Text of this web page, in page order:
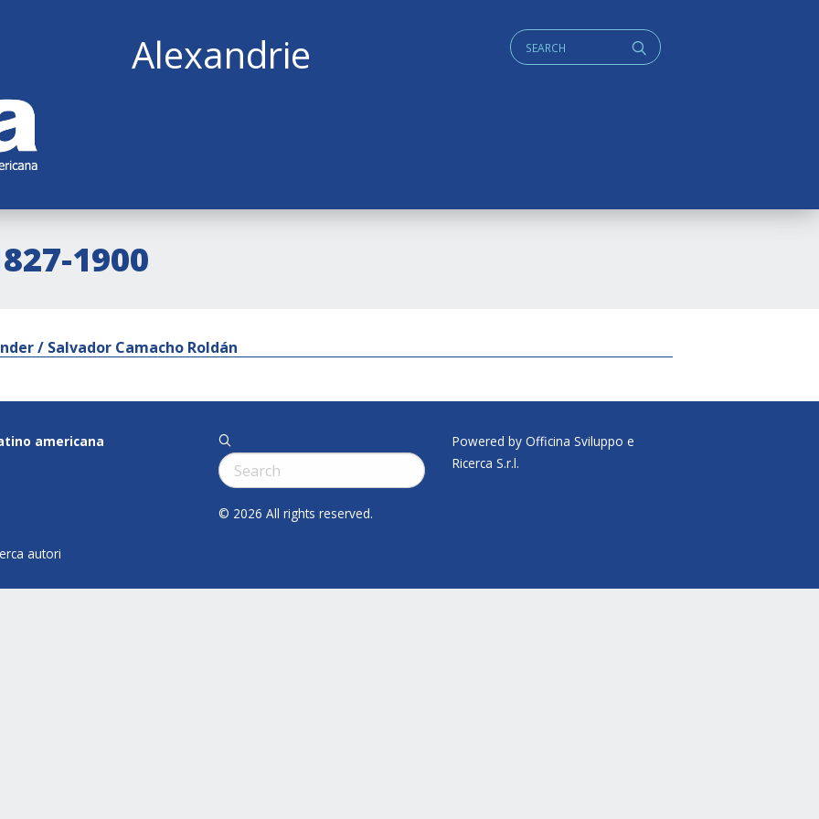
Alexandrie q
Cerca:
1900
/ Salvador Camacho Roldán
americana
autori
q
Cerca:
© 2026 All rights reserved.
Powered by Officina Sviluppo e
Ricerca S.r.l.